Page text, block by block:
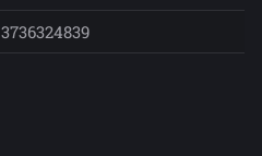
3736324839